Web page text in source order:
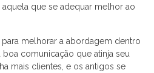
que se adequar melhor ao
para melhorar a abordagem dentro
comunicação que atinja seu
mais clientes, e os antigos se